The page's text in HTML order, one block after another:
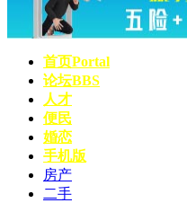
首页Portal
论坛BBS
人才
便民
婚恋
手机版
房产
二手